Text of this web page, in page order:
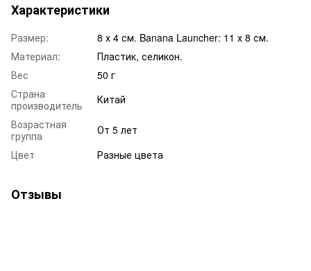
Характеристики
Размер:
8 х 4 см. Banana Launcher: 11 х 8 см.
Материал:
Пластик, селикон.
Вес
50 г
Страна
производитель
Китай
Возрастная
группа
От 5 лет
Цвет
Разные цвета
Отзывы